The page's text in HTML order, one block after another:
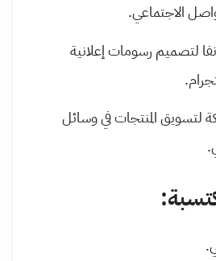
الاجتماعي.
لتصميم رسومات إعلانية
لتسويق المنتجات في وسائل